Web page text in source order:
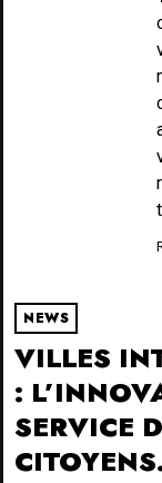
NEWS
VILLES
:
SERVICE